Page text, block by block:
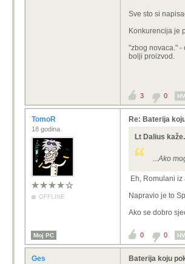
eo
ako
ilustracija
Sve sto si
Konkurencija je
"zbog novaca."
bolji proizvod.
3 0
TomoR
18 godina
OFFLINE
Re: Baterija
Lt Dalius
...Ako
Eh, Romulani
Napravio je to
Ako se dobro
Moj PC 0 0
Ges
Baterija koju